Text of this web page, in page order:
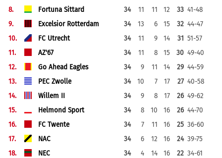
8.
Fortuna Sittard 34 11 11 12 33 41-48
9.
Excelsior Rotterdam 34 13 6 15 32 44-47
10.
FC Utrecht 34 11 9 14 31 51-57
11.
AZ'67 34 11 8 15 30 49-40
12.
Go Ahead Eagles 34 9 11 14 29 44-59
13.
PEC Zwolle 34 10 7 17 27 40-58
14.
Willem II 34 9 8 17 26 49-62
15.
Helmond Sport 34 8 10 16 26 44-70
16.
FC Twente 34 7 11 16 25 36-60
17.
NAC 34 6 12 16 24 39-75
18.
NEC 34 4 14 16 22 34-61